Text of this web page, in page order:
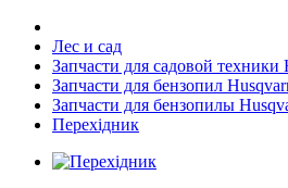
Лес и сад
Запчасти для садовой техники
Запчасти для бензопил
Запчасти для бензопилы
Перехідник